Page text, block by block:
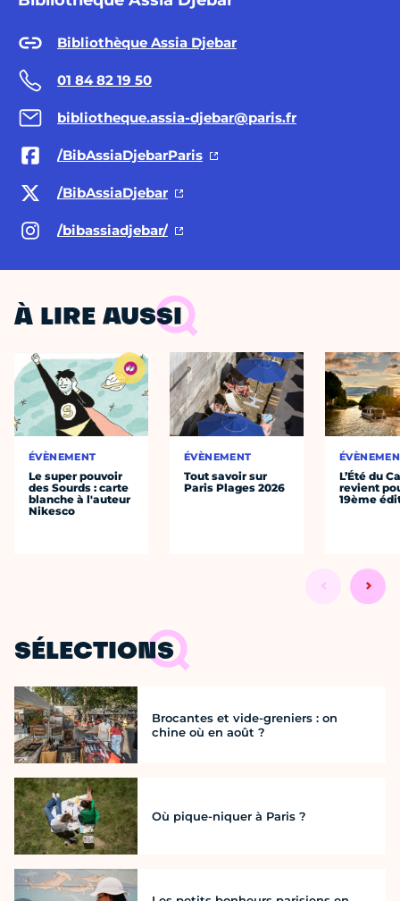
Bibliothèque Assia Djebar
01 84 82 19 50
bibliotheque.assia-djebar@paris.fr
/BibAssiaDjebarParis
/BibAssiaDjebar
/bibassiadjebar/
À LIRE AUSSI
ÉVÈNEMENT
Le super pouvoir
des Sourds : carte
blanche à l'auteur
Nikesco
ÉVÈNEMENT
Tout savoir sur
Paris Plages 2026
L’Été du
revient
19ème
SÉLECTIONS
Brocantes et vide-greniers : on
chine où en août ?
Où pique-niquer à Paris ?